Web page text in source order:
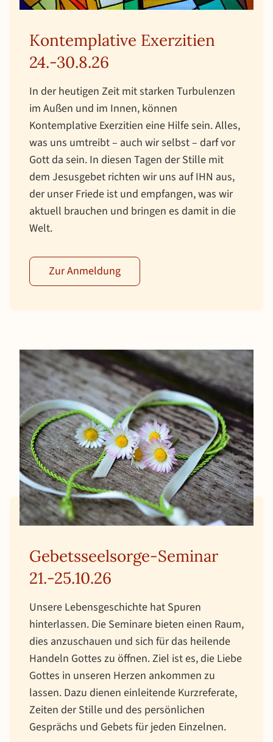
Kontemplative Exerzitien
24.-30.8.26
In der heutigen Zeit mit starken Turbulenzen
im Außen und im Innen, können
Kontemplative Exerzitien eine Hilfe sein. Alles,
was uns umtreibt – auch wir selbst – darf vor
Gott da sein. In diesen Tagen der Stille mit
dem Jesusgebet richten wir uns auf IHN aus,
der unser Friede ist und empfangen, was wir
aktuell brauchen und bringen es damit in die
Welt.
Zur Anmeldung
Gebetsseelsorge-Seminar
21.-25.10.26
Unsere Lebensgeschichte hat Spuren
hinterlassen. Die Seminare bieten einen Raum,
dies anzuschauen und sich für das heilende
Handeln Gottes zu öffnen. Ziel ist es, die Liebe
Gottes in unseren Herzen ankommen zu
lassen. Dazu dienen einleitende Kurzreferate,
Zeiten der Stille und des persönlichen
Gesprächs und Gebets für jeden Einzelnen.